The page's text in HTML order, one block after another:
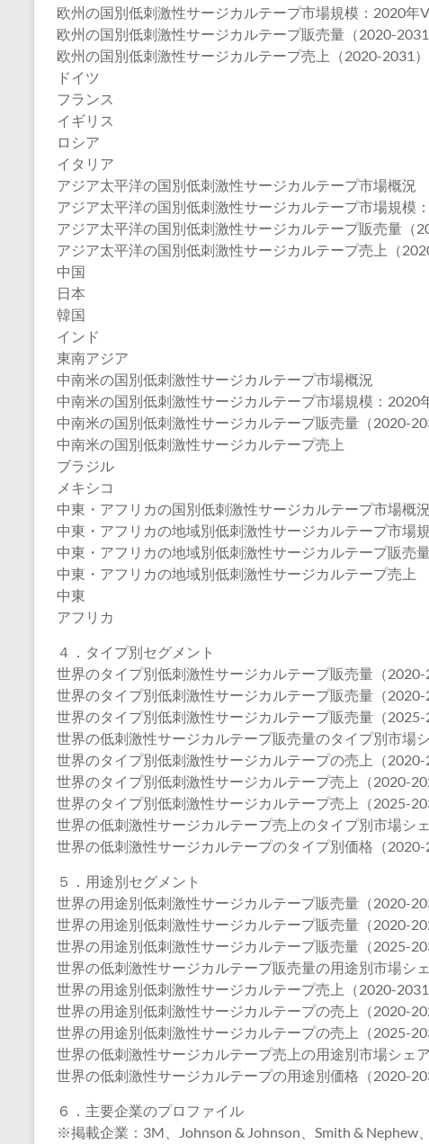
欧州の国別低刺激性サージカルテープ市場規模：2020年
欧州の国別低刺激性サージカルテープ販売量（2020-2031
欧州の国別低刺激性サージカルテープ売上（2020-2031）
ドイツ
フランス
イギリス
ロシア
イタリア
アジア太平洋の国別低刺激性サージカルテープ市場概況
アジア太平洋の国別低刺激性サージカルテープ市場規模
アジア太平洋の国別低刺激性サージカルテープ販売量（
アジア太平洋の国別低刺激性サージカルテープ売上（
中国
日本
韓国
インド
東南アジア
中南米の国別低刺激性サージカルテープ市場概況
中南米の国別低刺激性サージカルテープ市場規模：2020
中南米の国別低刺激性サージカルテープ販売量（2020-
中南米の国別低刺激性サージカルテープ売上
ブラジル
メキシコ
中東・アフリカの国別低刺激性サージカルテープ市場概況
中東・アフリカの地域別低刺激性サージカルテープ市場
中東・アフリカの地域別低刺激性サージカルテープ販売
中東・アフリカの地域別低刺激性サージカルテープ売上
中東
アフリカ
４．タイプ別セグメント
世界のタイプ別低刺激性サージカルテープ販売量（2020-
世界のタイプ別低刺激性サージカルテープ販売量（2020-
世界のタイプ別低刺激性サージカルテープ販売量（2025-
世界の低刺激性サージカルテープ販売量のタイプ別市場
世界のタイプ別低刺激性サージカルテープの売上（2020-
世界のタイプ別低刺激性サージカルテープ売上（2020-
世界のタイプ別低刺激性サージカルテープ売上（2025-
世界の低刺激性サージカルテープ売上のタイプ別市場シ
世界の低刺激性サージカルテープのタイプ別価格（2020-
５．用途別セグメント
世界の用途別低刺激性サージカルテープ販売量（2020-
世界の用途別低刺激性サージカルテープ販売量（2020-
世界の用途別低刺激性サージカルテープ販売量（2025-
世界の低刺激性サージカルテープ販売量の用途別市場シ
世界の用途別低刺激性サージカルテープ売上（2020-2031
世界の用途別低刺激性サージカルテープの売上（2020-
世界の用途別低刺激性サージカルテープの売上（2025-
世界の低刺激性サージカルテープ売上の用途別市場シェ
世界の低刺激性サージカルテープの用途別価格（2020-
６．主要企業のプロファイル
※掲載企業：3M、Johnson & Johnson、Smith & Nephew